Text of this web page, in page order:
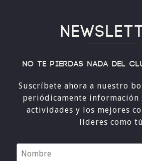
No te pierdas nada del
Suscríbete ahora a nuestro
periódicamente información
actividades y los mejores
líderes como